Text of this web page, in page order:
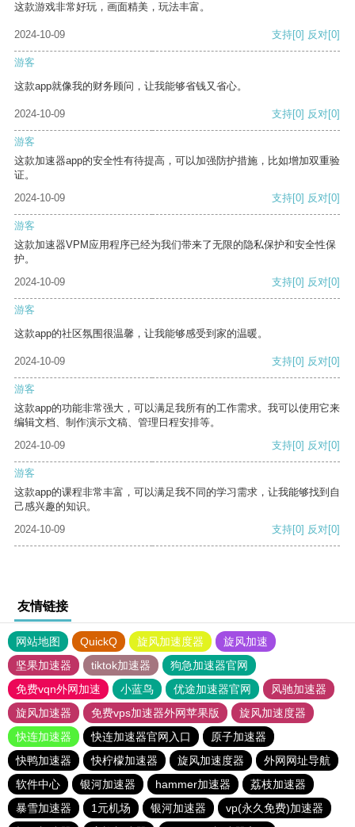
这款游戏非常好玩，画面精美，玩法丰富。
2024-10-09 支持[0] 反对[0]
游客
这款app就像我的财务顾问，让我能够省钱又省心。
2024-10-09 支持[0] 反对[0]
游客
这款加速器app的安全性有待提高，可以加强防护措施，比如增加双重验
证。
2024-10-09
支持[0] 反对[0]
游客
这款加速器VPM应用程序已经为我们带来了无限的隐私保护和安全性保
护。
2024-10-09
支持[0] 反对[0]
游客
这款app的社区氛围很温馨，让我能够感受到家的温暖。
2024-10-09 支持[0] 反对[0]
游客
这款app的功能非常强大，可以满足我所有的工作需求。我可以使用它来
编辑文档、制作演示文稿、管理日程安排等。
2024-10-09
支持[0] 反对[0]
游客
这款app的课程非常丰富，可以满足我不同的学习需求，让我能够找到自
己感兴趣的知识。
2024-10-09
支持[0] 反对[0]
友情链接
网站地图 QuickQ 旋风加速度器
旋风加速
坚果加速器
tiktok加速器
狗急加速器官网
免费vqn外网加速
小蓝鸟 优途加速器官网
风驰加速器
旋风加速器
免费vps加速器外网苹果版
旋风加速度器
快连加速器
快连加速器官网入口
原子加速器
快鸭加速器
快柠檬加速器 旋风加速度器
外网网址导航
软件中心
银河加速器 hammer加速器
荔枝加速器
暴雪加速器
1元机场 银河加速器
vp(永久免费)加速器